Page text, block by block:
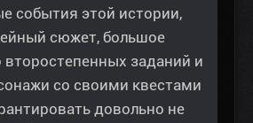
события этой истории,
сюжет, большое
второстепенных заданий и
со своими квестами
довольно не